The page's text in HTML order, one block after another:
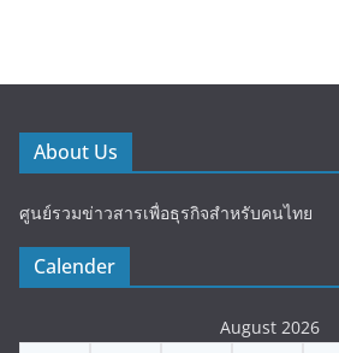
About Us
ศูนย์รวมข่าวสารเพื่อธุรกิจสำหรับคนไทย
Calender
August 2026